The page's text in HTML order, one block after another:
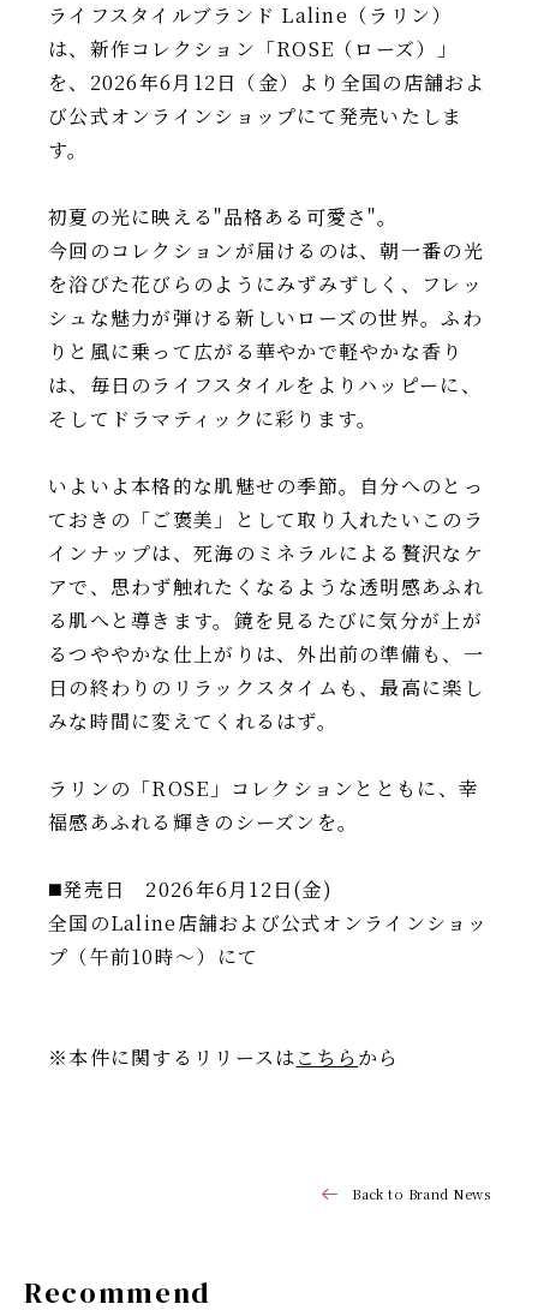
ライフスタイルブランド Laline（ラリン）
は、新作コレクション「ROSE（ローズ）」
を、2026年6月12日（金）より全国の店舗およ
び公式オンラインショップにて発売いたしま
す。
初夏の光に映える"品格ある可愛さ"。
今回のコレクションが届けるのは、朝一番の光
を浴びた花びらのようにみずみずしく、フレッ
シュな魅力が弾ける新しいローズの世界。ふわ
りと風に乗って広がる華やかで軽やかな香り
は、毎日のライフスタイルをよりハッピーに、
そしてドラマティックに彩ります。
いよいよ本格的な肌魅せの季節。自分へのとっ
ておきの「ご褒美」として取り入れたいこのラ
インナップは、死海のミネラルによる贅沢なケ
アで、思わず触れたくなるような透明感あふれ
る肌へと導きます。鏡を見るたびに気分が上が
るつややかな仕上がりは、外出前の準備も、一
日の終わりのリラックスタイムも、最高に楽し
みな時間に変えてくれるはず。
ラリンの「ROSE」コレクションとともに、幸
福感あふれる輝きのシーズンを。
◼️発売日 2026年6月12日(金)
全国のLaline店舗および公式オンラインショッ
プ（午前10時〜）にて
※本件に関するリリースはこちら から
Back to Brand News
Recommend